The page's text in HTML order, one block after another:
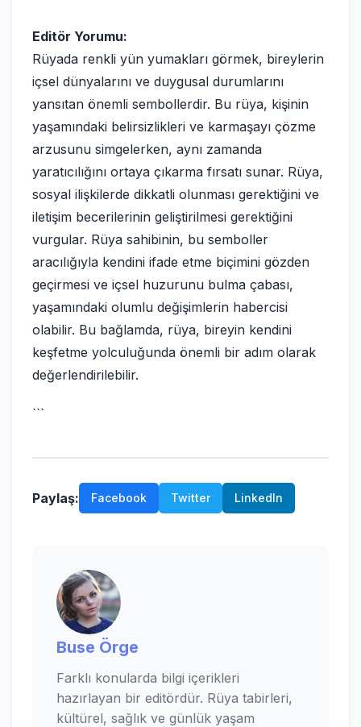
Editör Yorumu:
Rüyada renkli yün yumakları görmek, bireylerin
içsel dünyalarını ve duygusal durumlarını
yansıtan önemli sembollerdir. Bu rüya, kişinin
yaşamındaki belirsizlikleri ve karmaşayı çözme
arzusunu simgelerken, aynı zamanda
yaratıcılığını ortaya çıkarma fırsatı sunar. Rüya,
sosyal ilişkilerde dikkatli olunması gerektiğini ve
iletişim becerilerinin geliştirilmesi gerektiğini
vurgular. Rüya sahibinin, bu semboller
aracılığıyla kendini ifade etme biçimini gözden
geçirmesi ve içsel huzurunu bulma çabası,
yaşamındaki olumlu değişimlerin habercisi
olabilir. Bu bağlamda, rüya, bireyin kendini
keşfetme yolculuğunda önemli bir adım olarak
değerlendirilebilir.
```
Paylaş: Facebook Twitter LinkedIn
Buse Örge
Farklı konularda bilgi içerikleri
hazırlayan bir editördür. Rüya tabirleri,
kültürel, sağlık ve günlük yaşam